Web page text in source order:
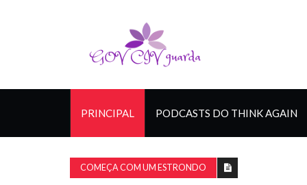
PRINCIPAL PODCASTS DO THINK AGAIN
COMEÇA COM UM ESTRONDO